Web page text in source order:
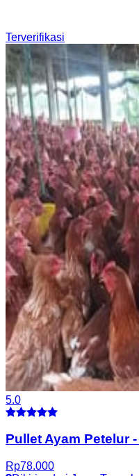
Terverifikasi
5.0
Pullet Ayam Petelur-
Rp78.000